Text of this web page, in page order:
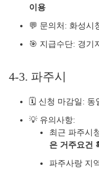
이용
💬 문의처: 화성시
🎯 지급수단: 경기
4-3. 파주시
🗓 신청 마감일: 동
💡 유의사항:
최근 파주시
은 거주요건
파주사랑 지